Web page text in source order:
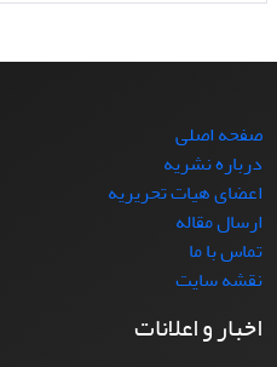
صفحه اصلی
درباره نشریه
اعضای هیات تحریریه
ارسال مقاله
تماس با ما
نقشه سایت
اخبار و اعلانات